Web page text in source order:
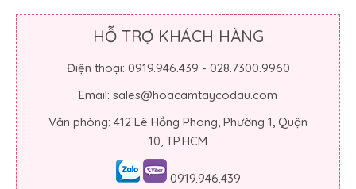
HỖ TRỢ KHÁCH HÀNG
Điện thoại: 0919.946.439 - 028.7300.9960
Email: sales@hoacamtaycodau.com
Văn phòng: 412 Lê Hồng Phong, Phường 1, Quận
10, TP.HCM
0919.946.439